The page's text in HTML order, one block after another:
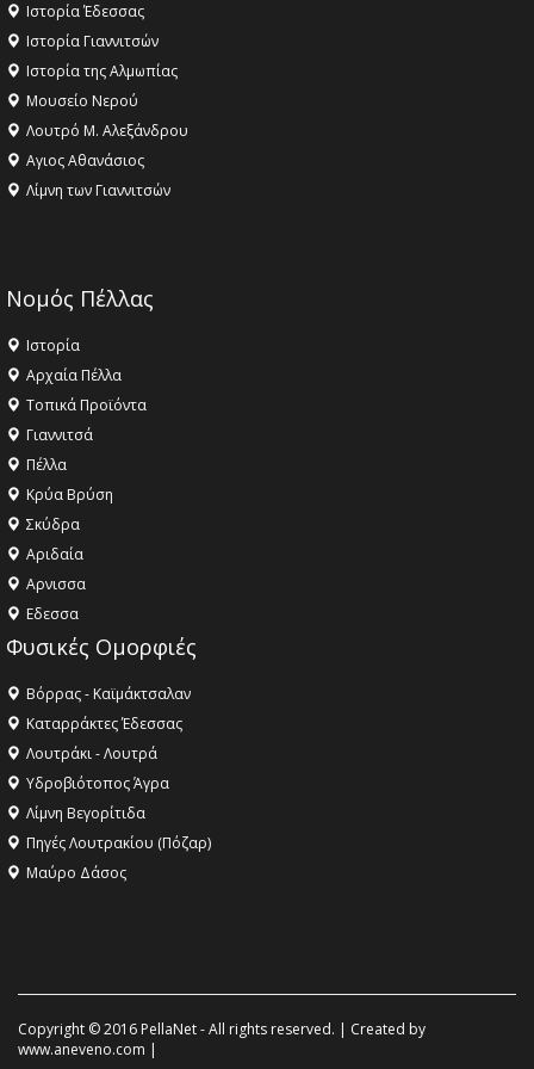
Ιστορία Έδεσσας
Ιστορία Γιαννιτσών
Ιστορία της Αλμωπίας
Μουσείο Νερού
Λουτρό Μ. Αλεξάνδρου
Αγιος Αθανάσιος
Λίμνη των Γιαννιτσών
Νομός Πέλλας
Ιστορία
Αρχαία Πέλλα
Τοπικά Προϊόντα
Γιαννιτσά
Πέλλα
Κρύα Βρύση
Σκύδρα
Αριδαία
Aρνισσα
Eδεσσα
Φυσικές Ομορφιές
Βόρρας - Καϊμάκτσαλαν
Καταρράκτες Έδεσσας
Λουτράκι - Λουτρά
Υδροβιότοπος Άγρα
Λίμνη Βεγορίτιδα
Πηγές Λουτρακίου (Πόζαρ)
Μαύρο Δάσος
Copyright © 2016 PellaNet - All rights reserved. | Created by
www.aneveno.com |